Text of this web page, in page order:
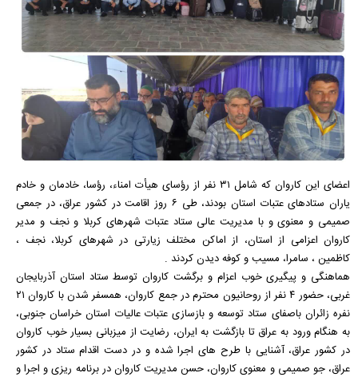
اعضای این کاروان که شامل ۳۱ نفر از رؤسای هیأت امناء، رؤسا، خادمان و خادم
یاران ستادهای عتبات استان بودند، طی ۶ روز اقامت در کشور عراق، در جمعی
صمیمی و معنوی و با مدیریت عالی ستاد عتبات شهرهای کربلا و نجف و مدیر
کاروان اعزامی از استان، از اماکن مختلف زیارتی در شهرهای کربلا، نجف ،
کاظمین ، سامرا، مسیب و کوفه دیدن کردند .
هماهنگی و پیگیری خوب اعزام و برگشت کاروان توسط ستاد استان آذربایجان
غربی، حضور ۴ نفر از روحانیون محترم در جمع کاروان، همسفر شدن با کاروان ۲۱
نفره زائران باصفای ستاد توسعه و بازسازی عتبات عالیات استان خراسان جنوبی،
به هنگام ورود به عراق تا بازگشت به ایران، رضایت از میزبانی بسیار خوب کاروان
در کشور عراق، آشنایی با طرح های اجرا شده و در دست اقدام ستاد در کشور
عراق، جو صمیمی و معنوی کاروان، حسن مدیریت کاروان در برنامه ریزی و اجرا و